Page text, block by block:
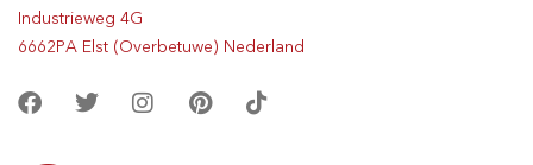
Industrieweg 4G
6662PA Elst (Overbetuwe) Nederland